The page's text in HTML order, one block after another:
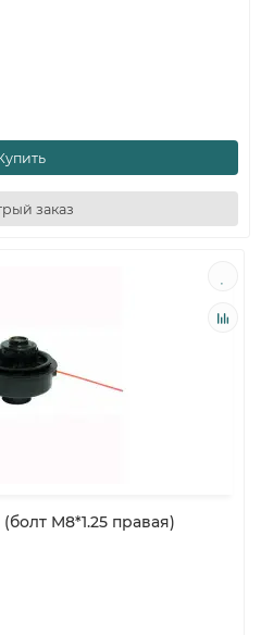
заказ
M8*1.25 правая)